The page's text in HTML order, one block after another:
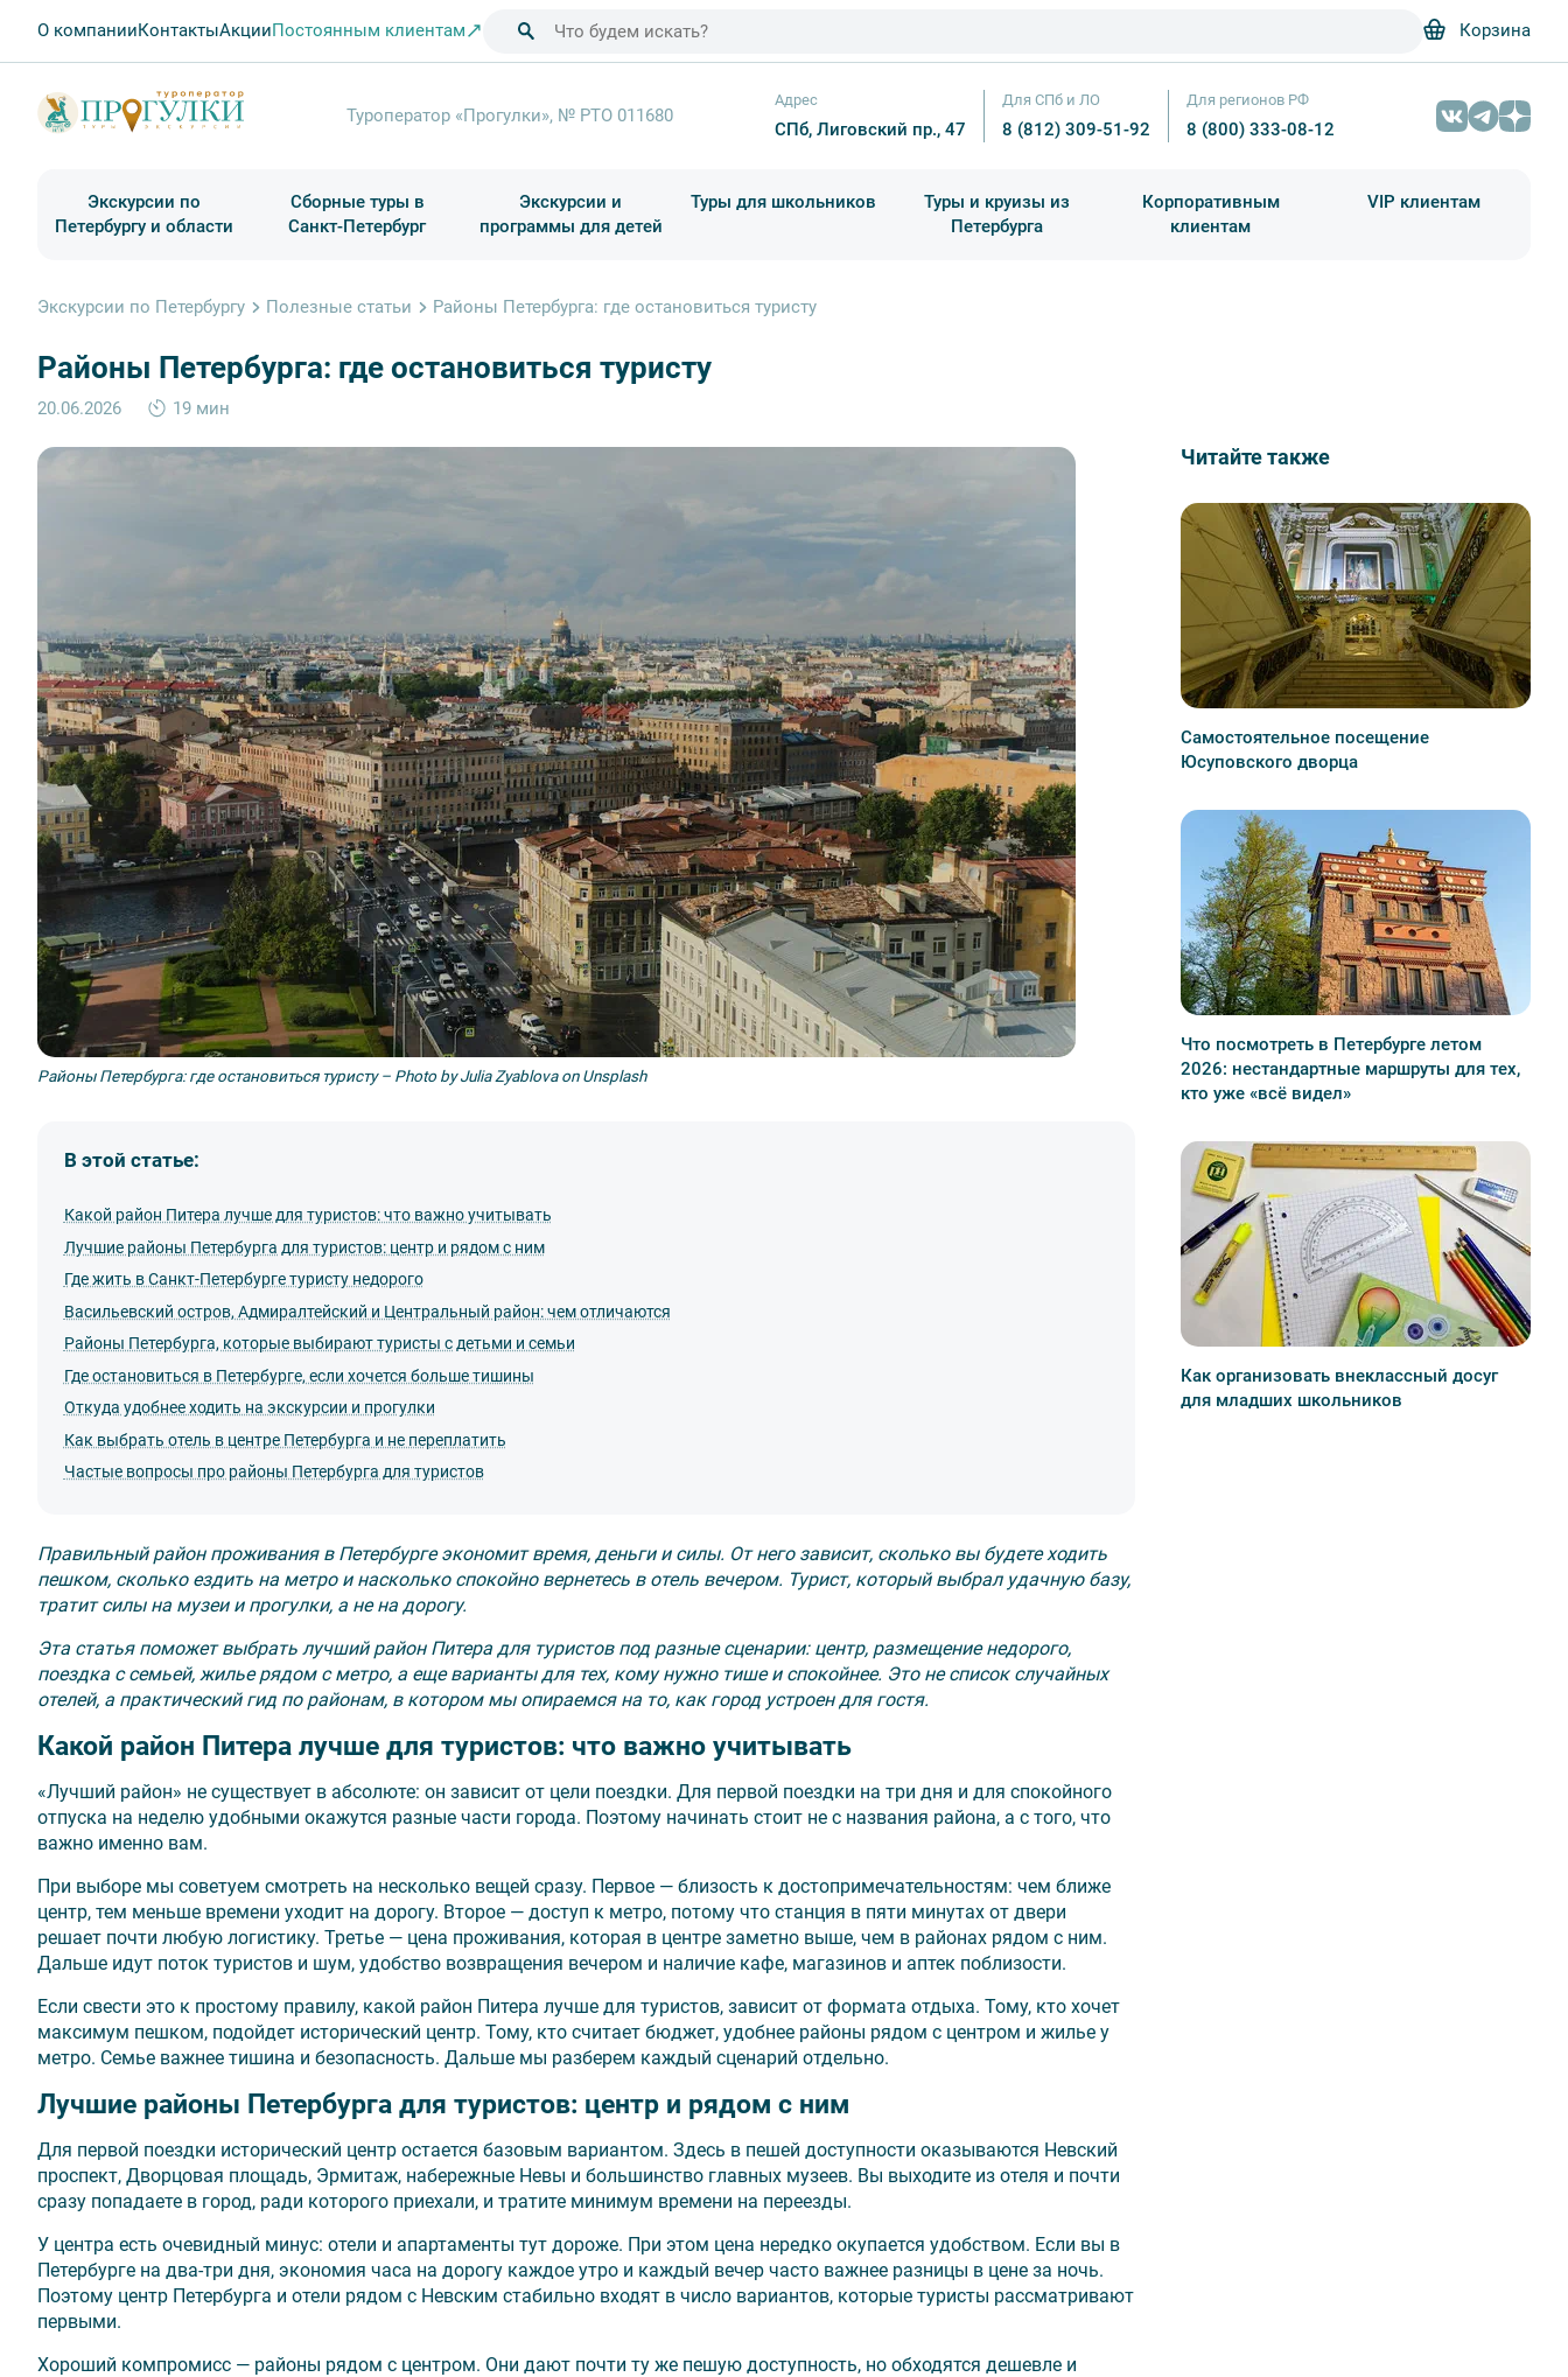
О компанииКонтактыАкцииПостоянным клиентам Корзина
Туроператор «Прогулки», № РТО 011680
Адрес
СПб, Лиговский пр., 47
Для СПб и ЛО
8 (812) 309-51-92
Для регионов РФ
8 (800) 333-08-12
Экскурсии по
Петербургу и области
Сборные туры в
Санкт-Петербург
Экскурсии и
программы для детей
Туры для школьников
Туры и круизы из
Петербурга
Корпоративным
клиентам
VIP клиентам
Экскурсии по Петербургу Полезные статьи Районы Петербурга: где остановиться туристу
Районы Петербурга: где остановиться туристу
20.06.2026 19 мин
Районы Петербурга: где остановиться туристу – Photo by Julia Zyablova on Unsplash
В этой статье:
Какой район Питера лучше для туристов: что важно учитывать
Лучшие районы Петербурга для туристов: центр и рядом с ним
Где жить в Санкт-Петербурге туристу недорого
Васильевский остров, Адмиралтейский и Центральный район: чем отличаются
Районы Петербурга, которые выбирают туристы с детьми и семьи
Где остановиться в Петербурге, если хочется больше тишины
Откуда удобнее ходить на экскурсии и прогулки
Как выбрать отель в центре Петербурга и не переплатить
Частые вопросы про районы Петербурга для туристов
Правильный район проживания в Петербурге экономит время, деньги и силы. От него зависит, сколько вы будете ходить
пешком, сколько ездить на метро и насколько спокойно вернетесь в отель вечером. Турист, который выбрал удачную базу,
тратит силы на музеи и прогулки, а не на дорогу.
Эта статья поможет выбрать лучший район Питера для туристов под разные сценарии: центр, размещение недорого,
поездка с семьей, жилье рядом с метро, а еще варианты для тех, кому нужно тише и спокойнее. Это не список случайных
отелей, а практический гид по районам, в котором мы опираемся на то, как город устроен для гостя.
Какой район Питера лучше для туристов: что важно учитывать
«Лучший район» не существует в абсолюте: он зависит от цели поездки. Для первой поездки на три дня и для спокойного
отпуска на неделю удобными окажутся разные части города. Поэтому начинать стоит не с названия района, а с того, что
важно именно вам.
При выборе мы советуем смотреть на несколько вещей сразу. Первое — близость к достопримечательностям: чем ближе
центр, тем меньше времени уходит на дорогу. Второе — доступ к метро, потому что станция в пяти минутах от двери
решает почти любую логистику. Третье — цена проживания, которая в центре заметно выше, чем в районах рядом с ним.
Дальше идут поток туристов и шум, удобство возвращения вечером и наличие кафе, магазинов и аптек поблизости.
Если свести это к простому правилу, какой район Питера лучше для туристов, зависит от формата отдыха. Тому, кто хочет
максимум пешком, подойдет исторический центр. Тому, кто считает бюджет, удобнее районы рядом с центром и жилье у
метро. Семье важнее тишина и безопасность. Дальше мы разберем каждый сценарий отдельно.
Лучшие районы Петербурга для туристов: центр и рядом с ним
Для первой поездки исторический центр остается базовым вариантом. Здесь в пешей доступности оказываются Невский
проспект, Дворцовая площадь, Эрмитаж, набережные Невы и большинство главных музеев. Вы выходите из отеля и почти
сразу попадаете в город, ради которого приехали, и тратите минимум времени на переезды.
У центра есть очевидный минус: отели и апартаменты тут дороже. При этом цена нередко окупается удобством. Если вы в
Петербурге на два-три дня, экономия часа на дорогу каждое утро и каждый вечер часто важнее разницы в цене за ночь.
Поэтому центр Петербурга и отели рядом с Невским стабильно входят в число вариантов, которые туристы рассматривают
первыми.
Хороший компромисс — районы рядом с центром. Они дают почти ту же пешую доступность, но обходятся дешевле и
Читайте также
Самостоятельное посещение
Юсуповского дворца
Что посмотреть в Петербурге летом
2026: нестандартные маршруты для тех,
кто уже «всё видел»
Как организовать внеклассный досуг
для младших школьников